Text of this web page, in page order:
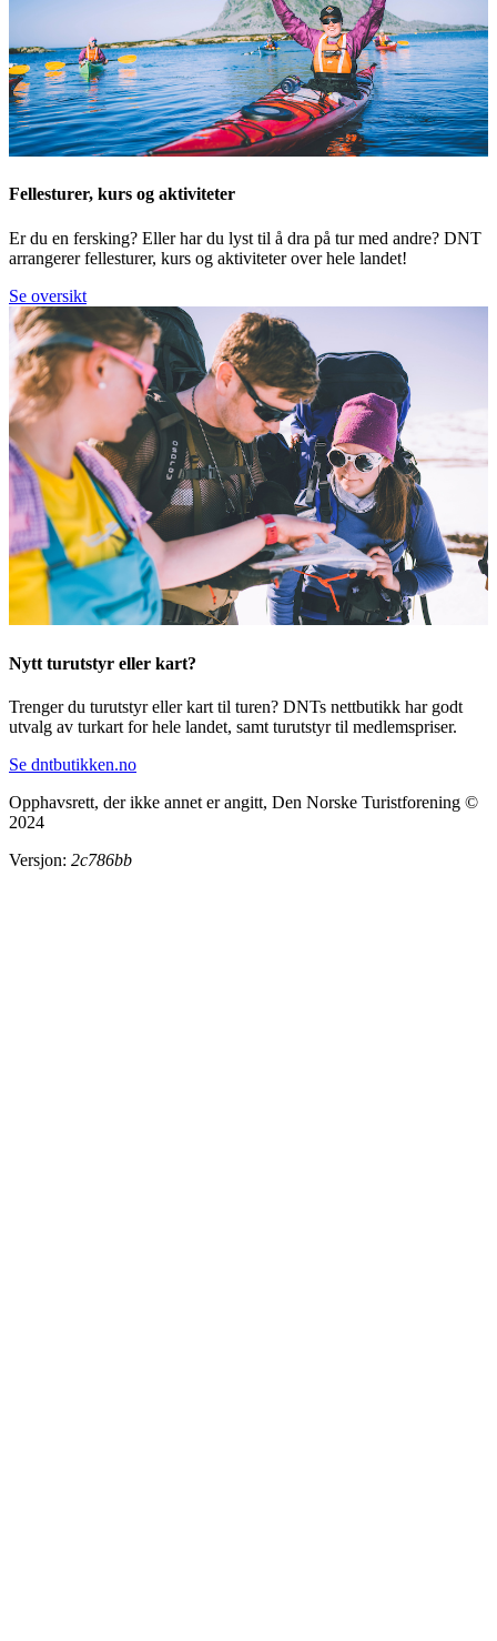
Fellesturer, kurs og aktiviteter
Er du en fersking? Eller har du lyst til å dra på tur med andre? DNT
arrangerer fellesturer, kurs og aktiviteter over hele landet!
Se oversikt
Nytt turutstyr eller kart?
Trenger du turutstyr eller kart til turen? DNTs nettbutikk har godt
utvalg av turkart for hele landet, samt turutstyr til medlemspriser.
Se dntbutikken.no
Opphavsrett, der ikke annet er angitt, Den Norske Turistforening ©
2024
Versjon: 2c786bb